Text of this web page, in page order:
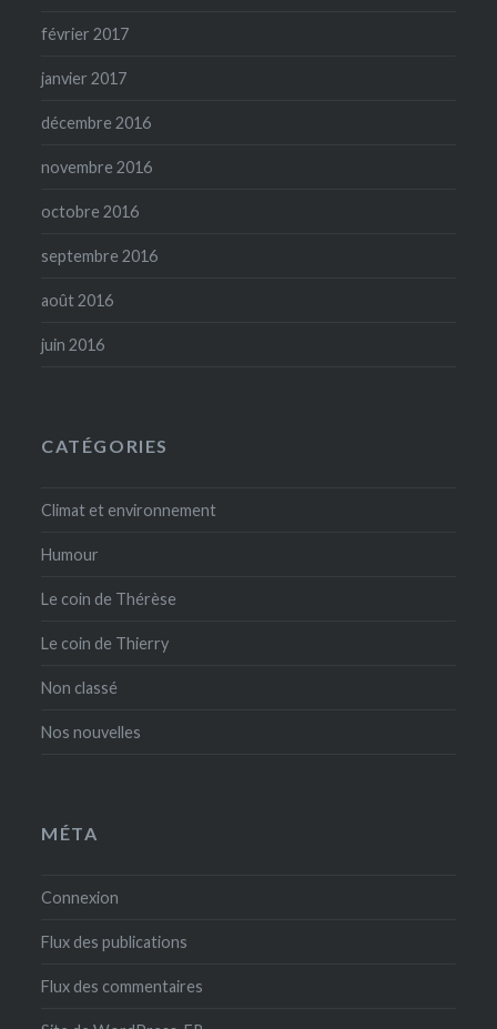
février 2017
janvier 2017
décembre 2016
novembre 2016
octobre 2016
septembre 2016
août 2016
juin 2016
CATÉGORIES
Climat et environnement
Humour
Le coin de Thérèse
Le coin de Thierry
Non classé
Nos nouvelles
MÉTA
Connexion
Flux des publications
Flux des commentaires